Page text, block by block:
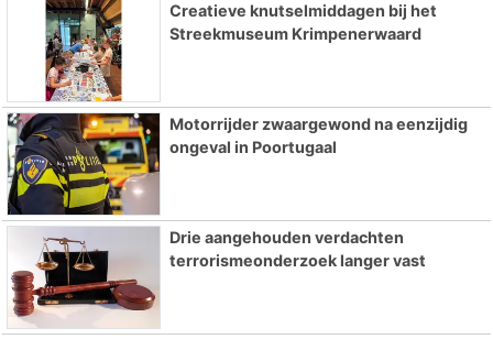
Creatieve knutselmiddagen bij het
Streekmuseum Krimpenerwaard
Motorrijder zwaargewond na eenzijdig
ongeval in Poortugaal
Drie aangehouden verdachten
terrorismeonderzoek langer vast